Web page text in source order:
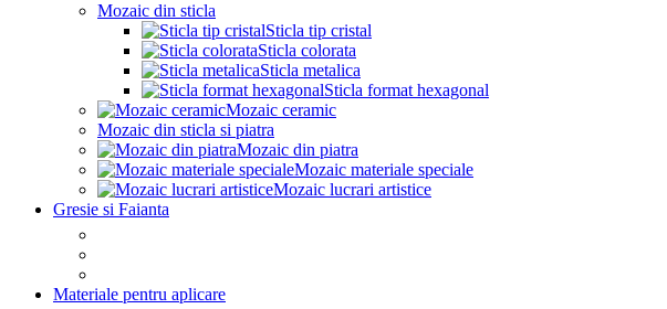
Mozaic din sticla
Sticla tip cristal
Sticla colorata
Sticla metalica
Sticla format hexagonal
Mozaic ceramic
Mozaic din sticla si piatra
Mozaic din piatra
Mozaic materiale speciale
Mozaic lucrari artistice
Gresie si Faianta
Materiale pentru aplicare